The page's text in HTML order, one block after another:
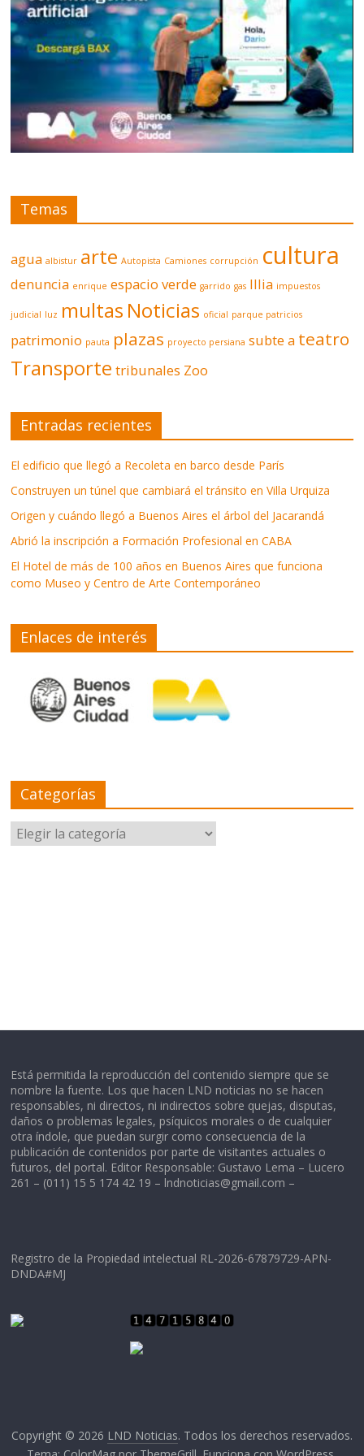
Temas
agua albistur arte Autopista Camiones corrupción cultura
denuncia enrique espacio verde garrido gas Illia impuestos
judicial luz multas Noticias oficial parque patricios
patrimonio pauta plazas proyecto persiana subte a teatro
Transporte tribunales Zoo
Entradas recientes
El edificio que llegó a Recoleta en barco desde París
Construyen un túnel que cambiará el tránsito en Villa Urquiza
Origen y cuándo llegó a Buenos Aires el árbol del Jacarandá
Abrió la inscripción a Formación Profesional en CABA
El Hotel de más de 100 años en Buenos Aires que funciona
como Museo y Centro de Arte Contemporáneo
Enlaces de interés
Categorías
Categorías
Está permitida la reproducción del contenido siempre que se
nombre la fuente. Los que hacen LND noticias no se hacen
responsables, ni directos, ni indirectos sobre quejas, disputas,
daños o problemas legales, psíquicos morales o de cualquier
otra índole, que puedan surgir como consecuencia de la
publicación de contenidos por parte de visitantes actuales o
futuros, del portal. Editor Responsable: Gustavo Lema – Lucero
261 – (011) 15 5 174 42 19 – lndnoticias@gmail.com –
Registro de la Propiedad intelectual RL-2026-67879729-APN-
DNDA#MJ
Copyright © 2026 LND Noticias. Todos los derechos reservados.